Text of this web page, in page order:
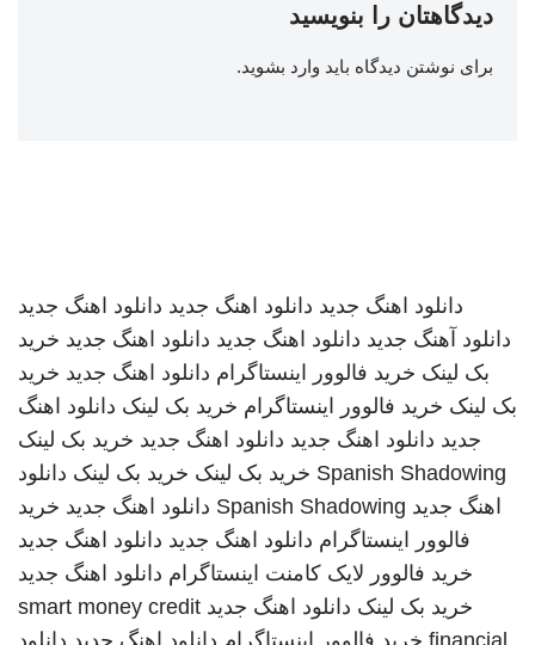
دیدگاهتان را بنویسید
برای نوشتن دیدگاه باید وارد بشوید.
دانلود اهنگ جدید دانلود اهنگ جدید دانلود اهنگ جدید
دانلود آهنگ جدید دانلود اهنگ جدید دانلود اهنگ جدید خرید
بک لینک خرید فالوور اینستاگرام دانلود اهنگ جدید خرید
بک لینک خرید فالوور اینستاگرام خرید بک لینک دانلود اهنگ
جدید دانلود اهنگ جدید دانلود اهنگ جدید خرید بک لینک
Spanish Shadowing خرید بک لینک خرید بک لینک دانلود
اهنگ جدید Spanish Shadowing دانلود اهنگ جدید خرید
فالوور اینستاگرام دانلود اهنگ جدید دانلود اهنگ جدید
خرید فالوور لایک کامنت اینستاگرام دانلود اهنگ جدید
خرید بک لینک دانلود اهنگ جدید smart money credit
financial خرید فالوور اینستاگرام دانلود اهنگ جدید دانلود